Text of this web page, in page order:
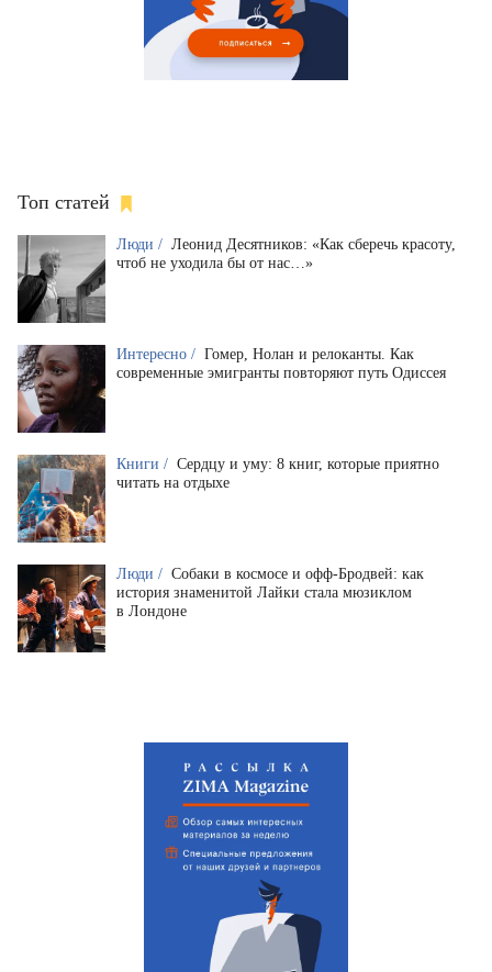
Топ статей
Люди / Леонид Десятников: «Как сберечь красоту,
чтоб не уходила бы от нас…»
Интересно / Гомер, Нолан и релоканты. Как
современные эмигранты повторяют путь Одиссея
Книги / Сердцу и уму: 8 книг, которые приятно
читать на отдыхе
Люди / Собаки в космосе и офф-Бродвей: как
история знаменитой Лайки стала мюзиклом
в Лондоне